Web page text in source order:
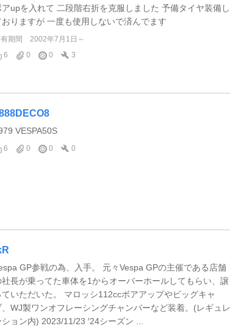
アupを入れて 二段階右折を克服しました 予備タイヤ装備し
おりますが 一度も使用しないで済んでます
期間
2002年7月1日～
6
0 0 3
VESPA50S
6 0 0 0
GP参戦の為、入手。 元々Vespa GPの主催である店舗
社長が乗ってた車体を1からオーバーホールしてもらい、譲
ていただいた。 マロッシ112ccボアアップやビッグキャ
、WJ製ワンオフレーシングチャンバーなど装着。(レギュレ
ョン内) 2023/11/23 ′24シーズン ...